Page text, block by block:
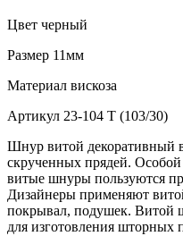
Цвет черный
Размер 11мм
Материал вискоза
Артикул 23-104 T (103/30)
Шнур витой декоративный
скрученных прядей.
витые шнуры пользуются
Дизайнеры применяют
покрывал, подушек. Витой
для изготовления шторных